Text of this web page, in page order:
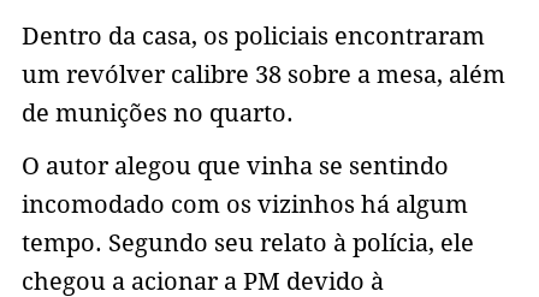
Dentro da casa, os policiais encontraram
um revólver calibre 38 sobre a mesa, além
de munições no quarto.
O autor alegou que vinha se sentindo
incomodado com os vizinhos há algum
tempo. Segundo seu relato à polícia, ele
chegou a acionar a PM devido à